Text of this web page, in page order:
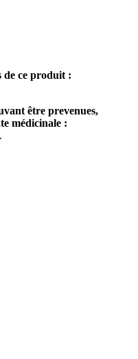
de ce produit :
être prevenues,
médicinale :